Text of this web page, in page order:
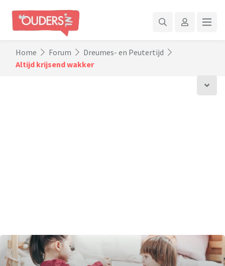
Home Forum
Dreumes- en Peutertijd
Altijd krijsend wakker